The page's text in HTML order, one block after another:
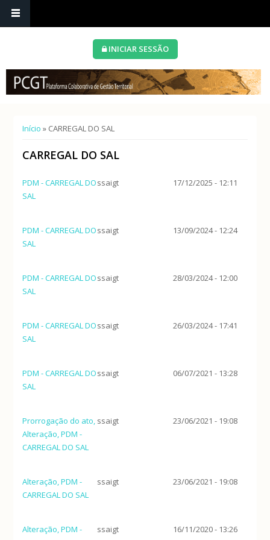
INICIAR SESSÃO
Está aqui
Início » CARREGAL DO SAL
CARREGAL DO SAL
PDM - CARREGAL DO
SAL
ssaigt 17/12/2025 - 12:11
PDM - CARREGAL DO
SAL
ssaigt 13/09/2024 - 12:24
PDM - CARREGAL DO
SAL
ssaigt 28/03/2024 - 12:00
PDM - CARREGAL DO
SAL
ssaigt 26/03/2024 - 17:41
PDM - CARREGAL DO
SAL
ssaigt 06/07/2021 - 13:28
Prorrogação do ato,
Alteração, PDM -
CARREGAL DO SAL
ssaigt 23/06/2021 - 19:08
Alteração, PDM -
CARREGAL DO SAL
ssaigt 23/06/2021 - 19:08
Alteração, PDM -
ssaigt 16/11/2020 - 13:26